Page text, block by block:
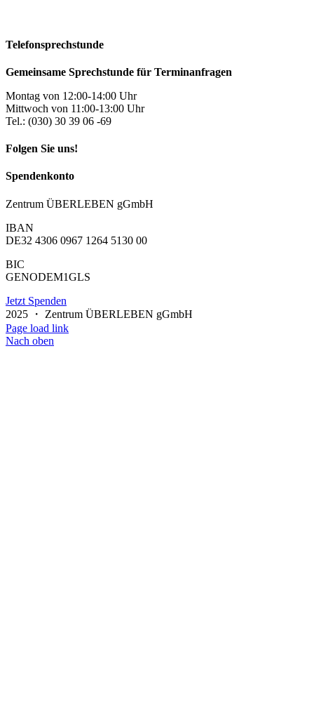
Telefonsprechstunde
Gemeinsame Sprechstunde für Terminanfragen
Montag von 12:00-14:00 Uhr
Mittwoch von 11:00-13:00 Uhr
Tel.: (030) 30 39 06 -69
Folgen Sie uns!
Spendenkonto
Zentrum ÜBERLEBEN gGmbH
IBAN
DE32 4306 0967 1264 5130 00
BIC
GENODEM1GLS
Jetzt Spenden
2025 ・ Zentrum ÜBERLEBEN gGmbH
Page load link
Nach oben